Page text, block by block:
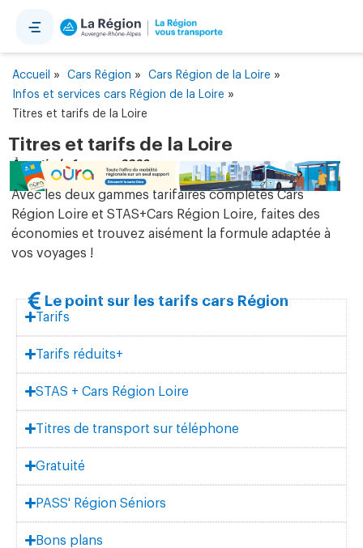
Accueil » Cars Région » Cars Région de la Loire »
Infos et services cars Région de la Loire »
Titres et tarifs de la Loire
Titres et tarifs de la Loire
À partir du 1er mars 2026
Avec les deux gammes tarifaires complètes Cars
Région Loire et STAS+Cars Région Loire, faites des
économies et trouvez aisément la formule adaptée à
vos voyages !
Le point sur les tarifs cars Région
Tarifs
Tarifs réduits+
STAS + Cars Région Loire
Titres de transport sur téléphone
Gratuité
PASS' Région Séniors
Bons plans